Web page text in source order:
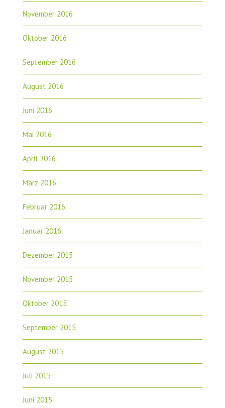
November 2016
Oktober 2016
September 2016
August 2016
Juni 2016
Mai 2016
April 2016
März 2016
Februar 2016
Januar 2016
Dezember 2015
November 2015
Oktober 2015
September 2015
August 2015
Juli 2015
Juni 2015